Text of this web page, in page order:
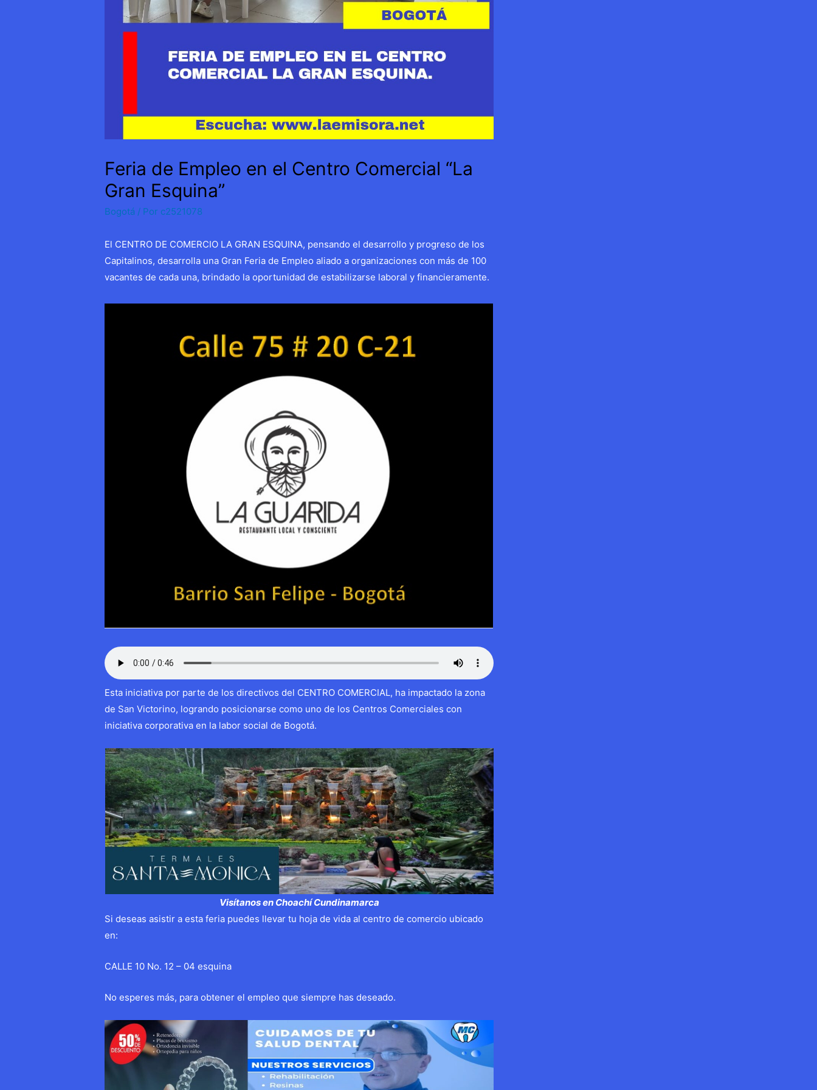
Feria de Empleo en el Centro Comercial “La
Gran Esquina”
Bogotá / Por c2521078
El CENTRO DE COMERCIO LA GRAN ESQUINA, pensando el desarrollo y progreso de los
Capitalinos, desarrolla una Gran Feria de Empleo aliado a organizaciones con más de 100
vacantes de cada una, brindado la oportunidad de estabilizarse laboral y financieramente.
Esta iniciativa por parte de los directivos del CENTRO COMERCIAL, ha impactado la zona
de San Victorino, logrando posicionarse como uno de los Centros Comerciales con
iniciativa corporativa en la labor social de Bogotá.
Visítanos en Choachí Cundinamarca
Si deseas asistir a esta feria puedes llevar tu hoja de vida al centro de comercio ubicado
en:
CALLE 10 No. 12 – 04 esquina
No esperes más, para obtener el empleo que siempre has deseado.